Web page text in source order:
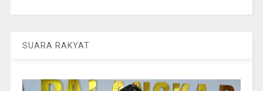
SUARA RAKYAT